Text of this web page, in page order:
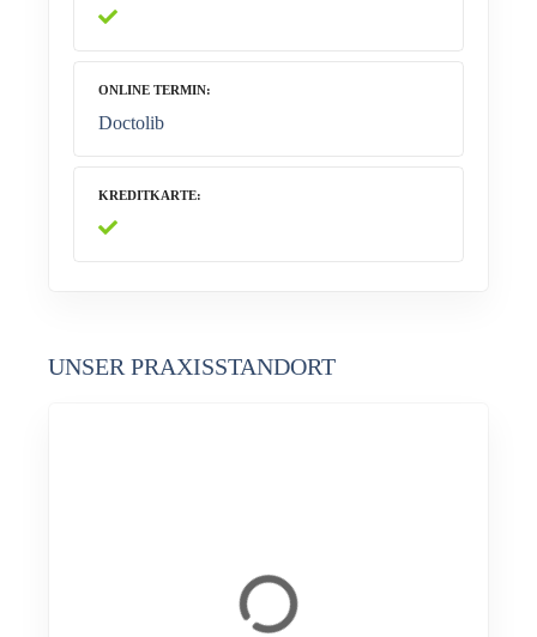
ONLINE TERMIN
Doctolib
KREDITKARTE
UNSER PRAXISSTANDORT